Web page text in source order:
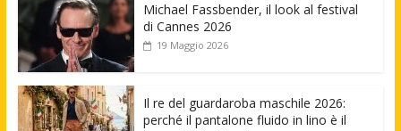
Michael Fassbender, il look al festival
di Cannes 2026
19 Maggio 2026
Il re del guardaroba maschile 2026:
perché il pantalone fluido in lino è il